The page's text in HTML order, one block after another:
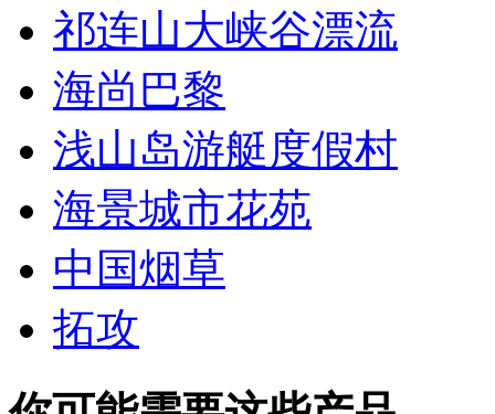
祁连山大峡谷漂流
海尚巴黎
浅山岛游艇度假村
海景城市花苑
中国烟草
拓攻